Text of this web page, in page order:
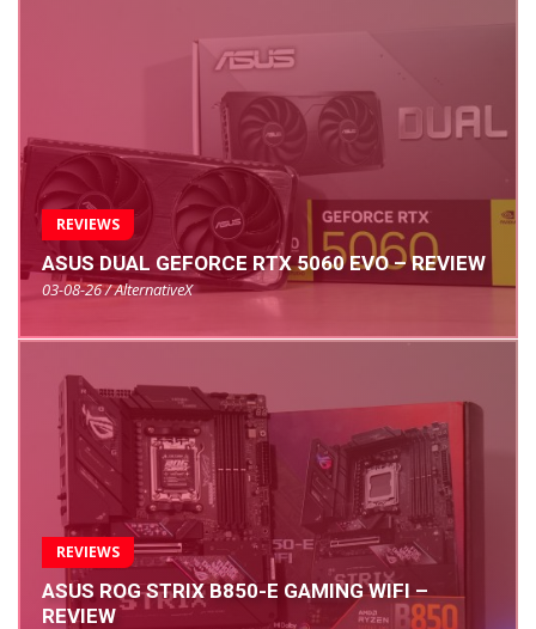
REVIEWS
ASUS DUAL GEFORCE RTX 5060 EVO – REVIEW
03-08-26 / AlternativeX
REVIEWS
ASUS ROG STRIX B850-E GAMING WIFI –
REVIEW